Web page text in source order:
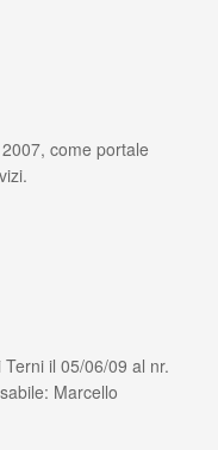
come portale
il 05/06/09 al nr.
Marcello